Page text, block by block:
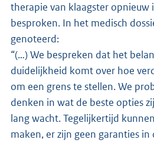
therapie van klaagster opnieuw
besproken. In het medisch
genoteerd:
“(…) We bespreken dat het
duidelijkheid komt over hoe
om een grens te stellen. We
denken in wat de beste opties
lang wacht. Tegelijkertijd
maken, er zijn geen garanties